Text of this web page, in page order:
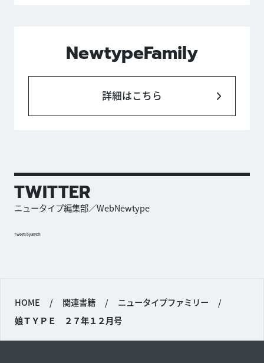
NewtypeFamily
詳細はこちら
TWITTER
ニュータイプ編集部／WebNewtype
Tweets by antch
HOME / 関連書籍 / ニュータイプファミリー
/
娘ＴＹＰＥ ２７年１２月号